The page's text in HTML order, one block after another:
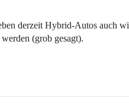
derzeit Hybrid-Autos auch
(grob gesagt).